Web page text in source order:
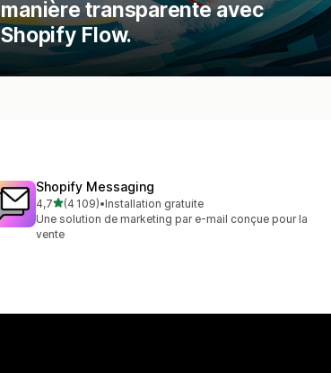
manière transparente avec
Shopify Flow.
Shopify Messaging
4,7étoile(s) sur 5
(4 109)
4109 avis au total
•Installation gratuite
Une solution de marketing par e-mail conçue pour la
vente